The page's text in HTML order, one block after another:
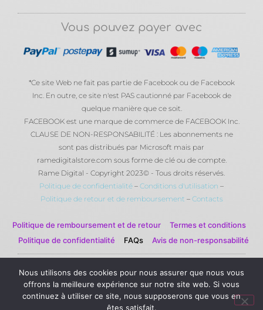
Vous pouvez payer avec
*Ce site Web ne fait pas partie de Facebook ou de Facebook
Inc. En outre, ce site n'est PAS cautionné par Facebook de
quelque manière que ce soit.
FACEBOOK est une marque de commerce de FACEBOOK Inc.
CLAUSE DE NON-RESPONSABILITÉ : Les abonnements ne
sont pas distribués par Microsoft mais par
ramedigitalstore.com sous forme de clé ou de compte.
Rame Digital - Copyright 2023© - Tous droits réservés.
Politique de confidentialité – Conditions d'utilisation –
Politique de retour et de remboursement – Contacts
Politique de remboursement et de retour
Termes et conditions
Politique de confidentialité
FAQs Avis de non-responsabilité
© 2023 Rame Digital par Rame Corporation . Tous droits
réservés.
Nous utilisons des cookies pour nous assurer que nous vous
offrons la meilleure expérience sur notre site web. Si vous
continuez à utiliser ce site, nous supposerons que vous en
êtes satisfait.